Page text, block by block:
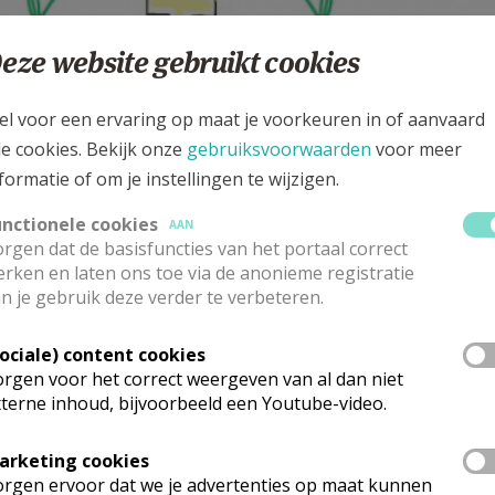
leven in onze zone
website gebruikt cookies
voor een ervaring op maat je voorkeuren in of aanvaard
cookies. Bekijk onze gebruiksvoorwaarden voor meer
of om je instellingen te wijzigen.
cookies
AAN
dat de basisfuncties van het portaal correct
en laten ons toe via de anonieme registratie
je gebruik deze verder te verbeteren.
content cookies
voor het correct weergeven van al dan niet
inhoud, bijvoorbeeld een Youtube-video.
cookies
ervoor dat we je advertenties op maat kunnen